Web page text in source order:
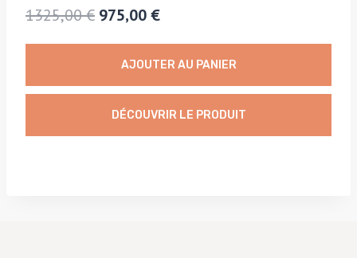
1325,00€ Le
prix
initial
était :
1325,00 €.
975,00€Le
prix
actuel
est :
975,00 €.
AJOUTER AU PANIER
DÉCOUVRIR LE PRODUIT